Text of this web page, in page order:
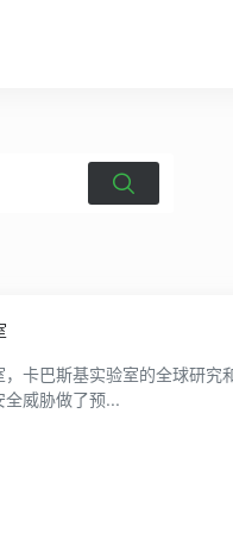
卡巴斯基实验室的全球研究
威胁做了预...